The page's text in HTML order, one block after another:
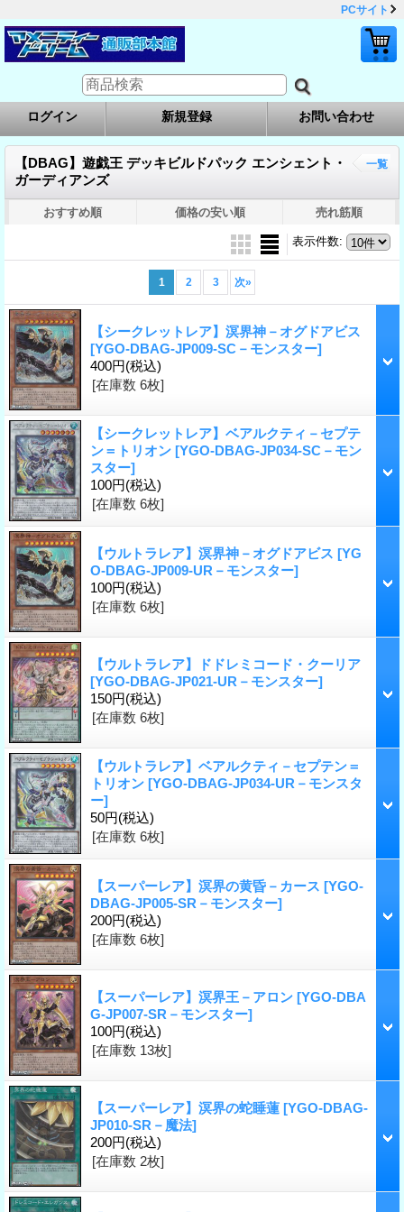
PCサイト
ログイン 新規登録 お問い合わせ
【DBAG】遊戯王 デッキビルドパック エンシェント・
ガーディアンズ
一覧
おすすめ順 価格の安い順 売れ筋順
表示件数:
1 2 3 次»
【シークレットレア】溟界神－オグドアビス
[YGO-DBAG-JP009-SC－モンスター]
400円(税込)
[在庫数 6枚]
【シークレットレア】ベアルクティ－セプテ
ン＝トリオン [YGO-DBAG-JP034-SC－モン
スター]
100円(税込)
[在庫数 6枚]
【ウルトラレア】溟界神－オグドアビス [YG
O-DBAG-JP009-UR－モンスター]
100円(税込)
[在庫数 6枚]
【ウルトラレア】ドドレミコード・クーリア
[YGO-DBAG-JP021-UR－モンスター]
150円(税込)
[在庫数 6枚]
【ウルトラレア】ベアルクティ－セプテン＝
トリオン [YGO-DBAG-JP034-UR－モンスタ
ー]
50円(税込)
[在庫数 6枚]
【スーパーレア】溟界の黄昏－カース [YGO-
DBAG-JP005-SR－モンスター]
200円(税込)
[在庫数 6枚]
【スーパーレア】溟界王－アロン [YGO-DBA
G-JP007-SR－モンスター]
100円(税込)
[在庫数 13枚]
【スーパーレア】溟界の蛇睡蓮 [YGO-DBAG-
JP010-SR－魔法]
200円(税込)
[在庫数 2枚]